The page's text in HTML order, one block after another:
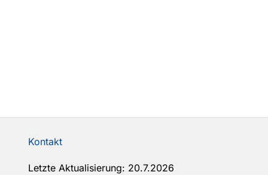
Kontakt
Letzte Aktualisierung: 20.7.2026